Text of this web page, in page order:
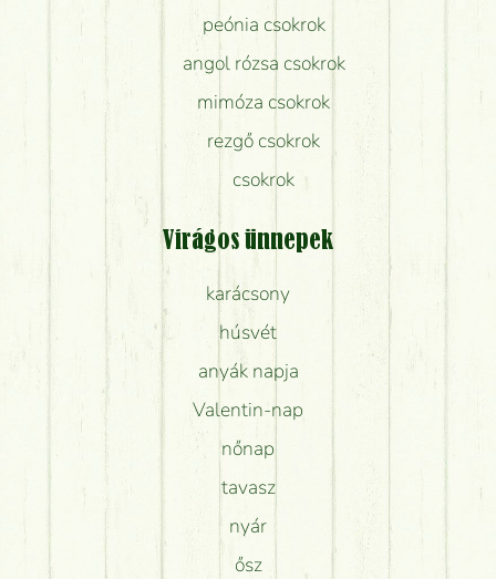
peónia csokrok
angol rózsa csokrok
mimóza csokrok
rezgő csokrok
csokrok
Virágos ünnepek
karácsony
húsvét
anyák napja
Valentin-nap
nőnap
tavasz
nyár
ősz